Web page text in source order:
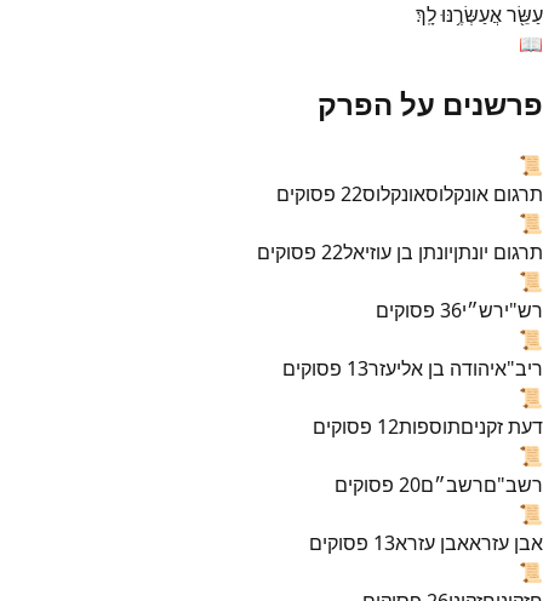
עַשֵּׂ֖ראֲעַשְּׂרֶ֥נּוּלָֽךְ׃
📖
פרשנים על הפרק
📜
תרגום אונקלוסאונקלוס22 פסוקים
📜
תרגום יונתןיונתן בן עוזיאל22 פסוקים
📜
רש"ירש״י36 פסוקים
📜
ריב"איהודה בן אליעזר13 פסוקים
📜
דעת זקניםתוספות12 פסוקים
📜
רשב"םרשב״ם20 פסוקים
📜
אבן עזראאבן עזרא13 פסוקים
📜